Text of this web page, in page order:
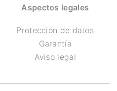
Aspectos legales
Protección de datos
Garantía
Aviso legal